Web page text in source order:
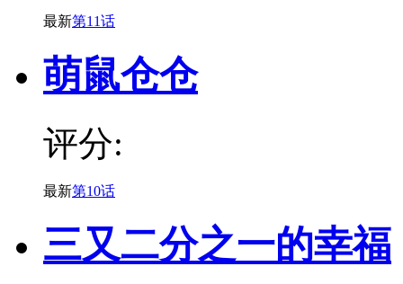
最新第11话
萌鼠仓仓
评分:
最新第10话
三又二分之一的幸福